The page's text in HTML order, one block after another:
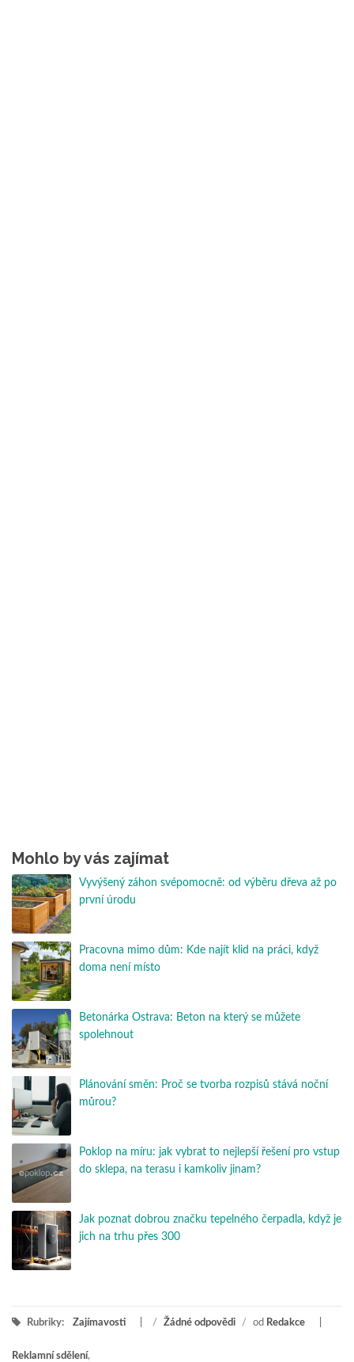
Mohlo by vás zajímat
Vyvýšený záhon svépomocně: od výběru dřeva až po
první úrodu
Pracovna mimo dům: Kde najít klid na práci, když
doma není místo
Betonárka Ostrava: Beton na který se můžete
spolehnout
Plánování směn: Proč se tvorba rozpisů stává noční
můrou?
Poklop na míru: jak vybrat to nejlepší řešení pro vstup
do sklepa, na terasu i kamkoliv jinam?
Jak poznat dobrou značku tepelného čerpadla, když je
jich na trhu přes 300
Rubriky: Zajímavosti / Žádné odpovědi / od Redakce
Reklamní sdělení,